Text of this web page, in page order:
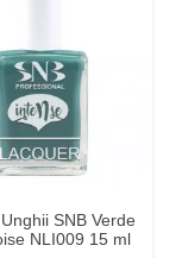
SNB Verde
NLI009 15 ml